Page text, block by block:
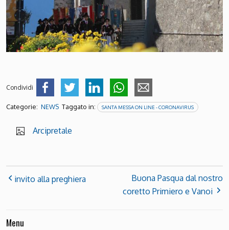
Condividi
Categorie: NEWS Taggato in: SANTA MESSA ON LINE - CORONAVIRUS
Arcipretale
invito alla preghiera
Buona Pasqua dal nostro
coretto Primiero e Vanoi
Menu